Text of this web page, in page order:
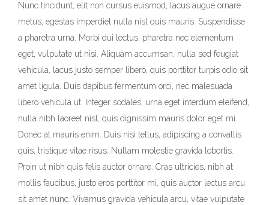
Nunc tincidunt, elit non cursus euismod, lacus augue ornare
metus, egestas imperdiet nulla nisl quis mauris. Suspendisse
a pharetra urna. Morbi dui lectus, pharetra nec elementum
eget, vulputate ut nisi. Aliquam accumsan, nulla sed feugiat
vehicula, lacus justo semper libero, quis porttitor turpis odio sit
amet ligula. Duis dapibus fermentum orci, nec malesuada
libero vehicula ut. Integer sodales, urna eget interdum eleifend,
nulla nibh laoreet nisl, quis dignissim mauris dolor eget mi.
Donec at mauris enim. Duis nisi tellus, adipiscing a convallis
quis, tristique vitae risus. Nullam molestie gravida lobortis.
Proin ut nibh quis felis auctor ornare. Cras ultricies, nibh at
mollis faucibus, justo eros porttitor mi, quis auctor lectus arcu
sit amet nunc. Vivamus gravida vehicula arcu, vitae vulputate